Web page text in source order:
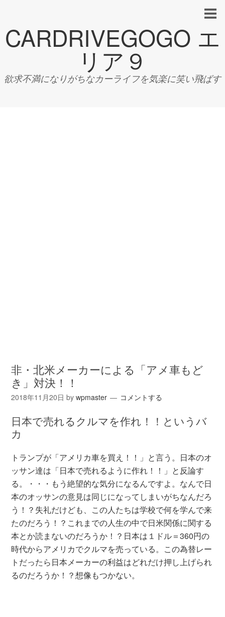
CARDRIVEGOGO エ
リア９
欲求不満になりがちなカーライフを気楽に笑い飛ばす
非・北米メーカーによる「アメ車もど
き」対決！！
2018年11月20日 bywpmaster コメントする
日本で売れるクルマを作れ！！というバ
カ
トランプが「アメリカ車を買え！！」と言う。日本のオ
ッサン達は「日本で売れるように作れ！！」と反論す
る。・・・もう絶望的な気分になるんですよ。なんで日
本のオッサンの意見は同じになってしまいがちなんだろ
う！？失礼だけども、この人たちは学校で何を学んで来
たのだろう！？これまでの人生の中で日米関係に関する
本とか読まないのだろうか！？日本は１ドル＝360円の
時代からアメリカでクルマを売っている。この為替レー
トだったら日本メーカーの利益はどれだけ押し上げられ
るのだろうか！？想像もつかない。